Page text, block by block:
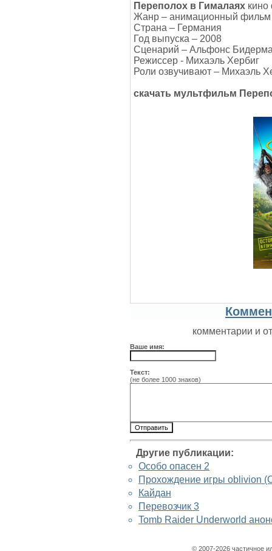
Переполох в Гималаях кино
Жанр – анимационный фильм
Страна – Германия
Год выпуска – 2008
Сценарий – Альфонс
Режиссер - Михаэль Хербиг
Роли озвучивают – Михаэль
скачать мультфильм
комментарии и
Ваше имя:
Текст:
(не более 1000 знаков)
Другие публикации:
Особо опасен 2
Прохождение игры oblivion
Кайдан
Перевозчик 3
Tomb Raider Underworld
© 2007-2026 частичное